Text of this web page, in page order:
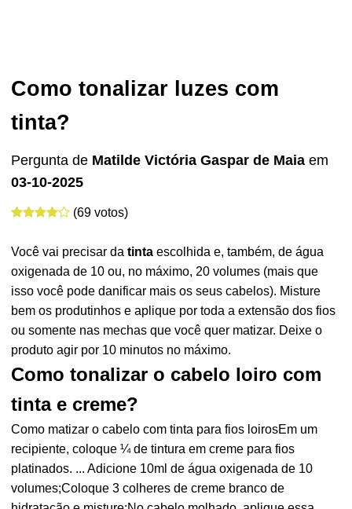
Como tonalizar luzes com
tinta?
Pergunta de Matilde Victória Gaspar de Maia em
03-10-2025
(69 votos)
Você vai precisar datinta escolhida e, também, de água
oxigenada de 10 ou, no máximo, 20 volumes (mais que
isso você pode danificar mais os seus cabelos). Misture
bem os produtinhos e aplique por toda a extensão dos fios
ou somente nas mechas que você quer matizar. Deixe o
produto agir por 10 minutos no máximo.
Como tonalizar o cabelo loiro com
tinta e creme?
Como matizar o cabelo com tinta para fios loirosEm um
recipiente, coloque ¼ de tintura em creme para fios
platinados. ... Adicione 10ml de água oxigenada de 10
volumes;Coloque 3 colheres de creme branco de